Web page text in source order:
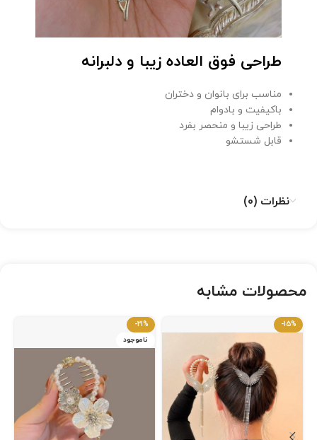
طراحی فوق العاده زیبا و دلبرانه
مناسب برای بانوان و دختران
باکیفیت و بادوام
طراحی زیبا و منحصر بفرد
قابل شستشو
نظرات (0)
محصولات مشابه
-15%
-21%
ناموجود